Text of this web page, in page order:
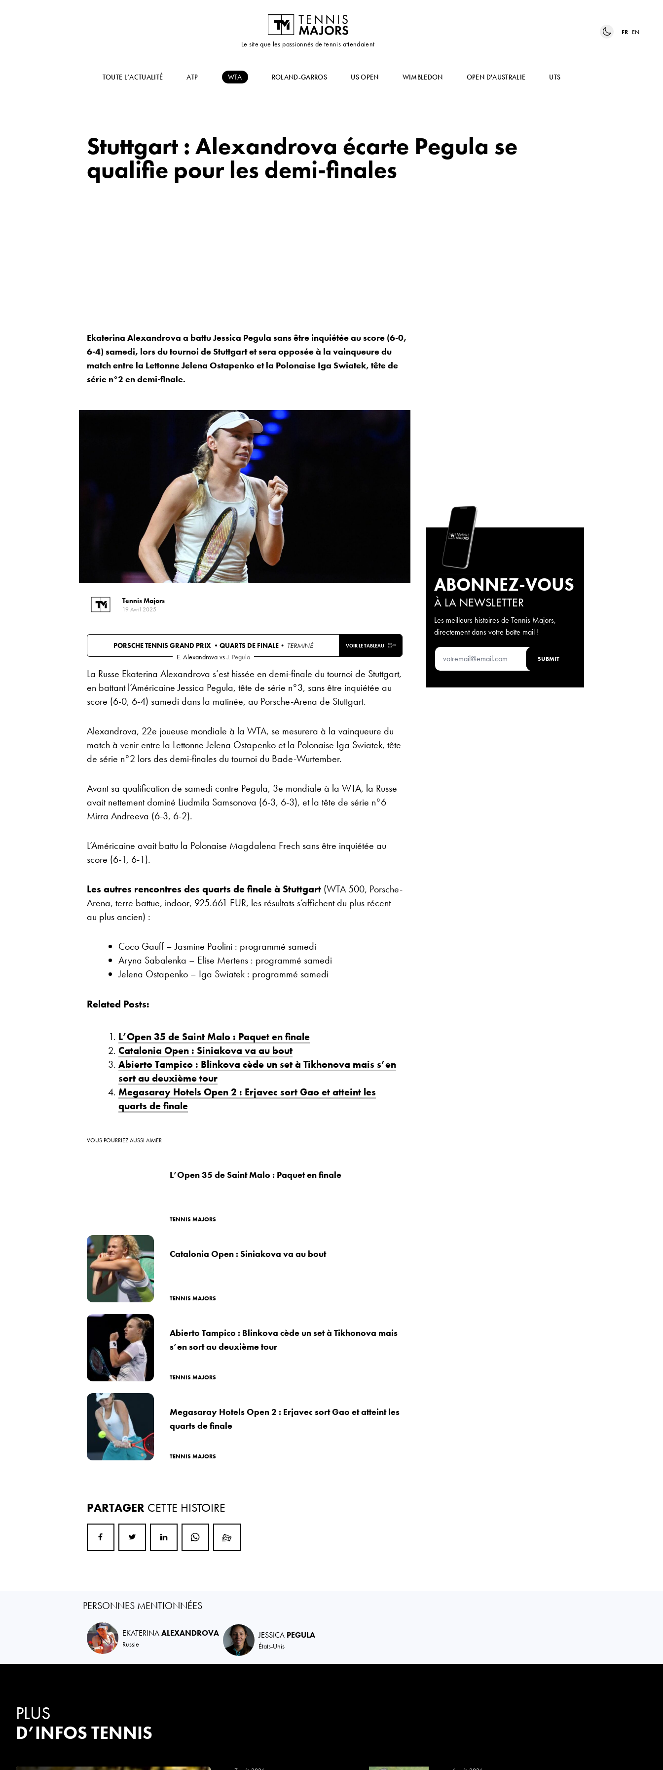
Le site que les passionnés de tennis attendaient
FR EN
TOUTE L’ACTUALITÉ ATP WTA ROLAND-GARROS US OPEN WIMBLEDON OPEN D'AUSTRALIE UTS
Stuttgart : Alexandrova écarte Pegula se
qualifie pour les demi-finales
Ekaterina Alexandrova a battu Jessica Pegula sans être inquiétée au score (6-0,
6-4) samedi, lors du tournoi de Stuttgart et sera opposée à la vainqueure du
match entre la Lettonne Jelena Ostapenko et la Polonaise Iga Swiatek, tête de
série n°2 en demi-finale.
Tennis Majors
19 Avril 2025
PORSCHE TENNIS GRAND PRIX • QUARTS DE FINALE• TERMINÉ VOIR LE TABLEAU
E. Alexandrova vs J. Pegula
La Russe Ekaterina Alexandrova s’est hissée en demi-finale du tournoi de Stuttgart,
en battant l’Américaine Jessica Pegula, tête de série n°3, sans être inquiétée au
score (6-0, 6-4) samedi dans la matinée, au Porsche-Arena de Stuttgart.
Alexandrova, 22e joueuse mondiale à la WTA, se mesurera à la vainqueure du
match à venir entre la Lettonne Jelena Ostapenko et la Polonaise Iga Swiatek, tête
de série n°2 lors des demi-finales du tournoi du Bade-Wurtember.
Avant sa qualification de samedi contre Pegula, 3e mondiale à la WTA, la Russe
avait nettement dominé Liudmila Samsonova (6-3, 6-3), et la tête de série n°6
Mirra Andreeva (6-3, 6-2).
L’Américaine avait battu la Polonaise Magdalena Frech sans être inquiétée au
score (6-1, 6-1).
Les autres rencontres des quarts de finale à Stuttgart (WTA 500, Porsche-
Arena, terre battue, indoor, 925.661 EUR, les résultats s’affichent du plus récent
au plus ancien) :
Coco Gauff – Jasmine Paolini : programmé samedi
Aryna Sabalenka – Elise Mertens : programmé samedi
Jelena Ostapenko – Iga Swiatek : programmé samedi
Related Posts:
L’Open 35 de Saint Malo : Paquet en finale
Catalonia Open : Siniakova va au bout
Abierto Tampico : Blinkova cède un set à Tikhonova mais s’en
sort au deuxième tour
Megasaray Hotels Open 2 : Erjavec sort Gao et atteint les
quarts de finale
VOUS POURRIEZ AUSSI AIMER
L’Open 35 de Saint Malo : Paquet en finale
TENNIS MAJORS
Catalonia Open : Siniakova va au bout
TENNIS MAJORS
Abierto Tampico : Blinkova cède un set à Tikhonova mais
s’en sort au deuxième tour
TENNIS MAJORS
Megasaray Hotels Open 2 : Erjavec sort Gao et atteint les
quarts de finale
TENNIS MAJORS
PARTAGER CETTE HISTOIRE
ABONNEZ-VOUS
À LA NEWSLETTER
Les meilleurs histoires de Tennis Majors,
directement dans votre boîte mail !
PERSONNES MENTIONNÉES
EKATERINAALEXANDROVA
Russie
JESSICA PEGULA
États-Unis
PLUS
D’INFOS TENNIS